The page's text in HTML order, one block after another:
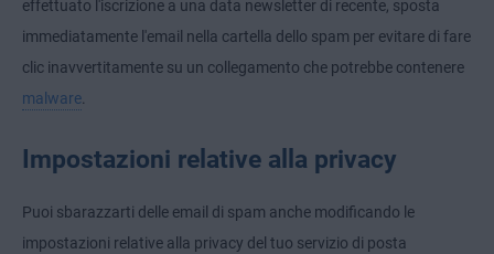
effettuato l'iscrizione a una data newsletter di recente, sposta
immediatamente l'email nella cartella dello spam per evitare di fare
clic inavvertitamente su un collegamento che potrebbe contenere
malware.
Impostazioni relative alla privacy
Puoi sbarazzarti delle email di spam anche modificando le
impostazioni relative alla privacy del tuo servizio di posta